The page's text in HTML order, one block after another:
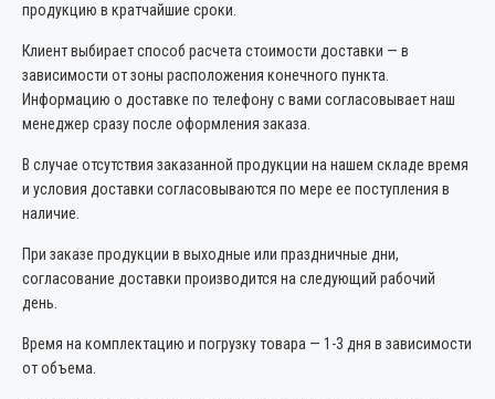
продукцию в кратчайшие сроки.
Клиент выбирает способ расчета стоимости доставки — в
зависимости от зоны расположения конечного пункта.
Информацию о доставке по телефону с вами согласовывает наш
менеджер сразу после оформления заказа.
В случае отсутствия заказанной продукции на нашем складе время
и условия доставки согласовываются по мере ее поступления в
наличие.
При заказе продукции в выходные или праздничные дни,
согласование доставки производится на следующий рабочий
день.
Время на комплектацию и погрузку товара — 1-3 дня в зависимости
от объема.